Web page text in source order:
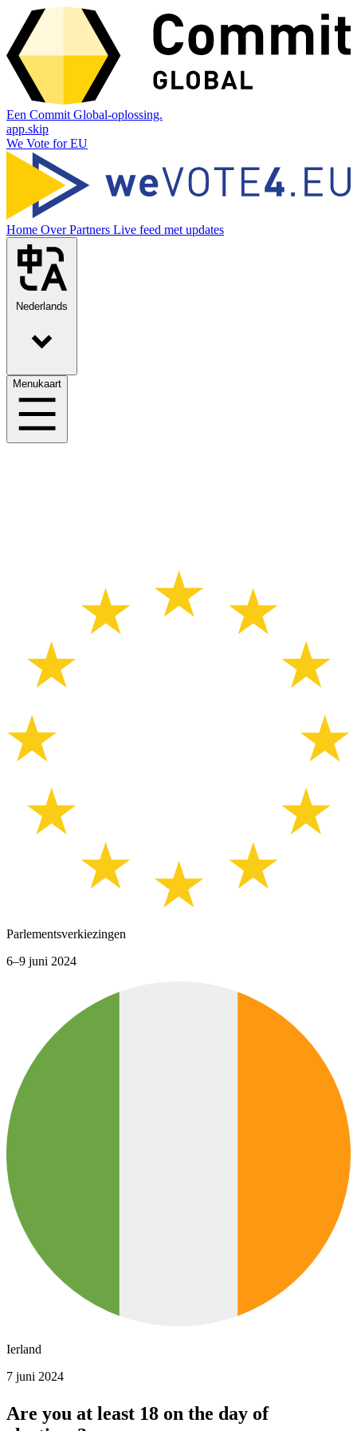
Een Commit Global-oplossing.
app.skip
We Vote for EU
Home OverPartners Live feed met updates
Nederlands
Menukaart
Parlementsverkiezingen
6–9 juni 2024
Ierland
7 juni 2024
Are you at least 18 on the day of